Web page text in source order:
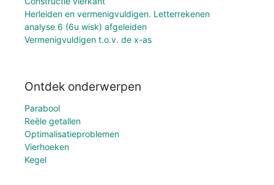
Herleiden en vermenigvuldigen. Letterrekenen
analyse 6 (6u wisk) afgeleiden
Vermenigvuldigen t.o.v. de x-as
Ontdek onderwerpen
Parabool
Reële getallen
Optimalisatieproblemen
Vierhoeken
Kegel